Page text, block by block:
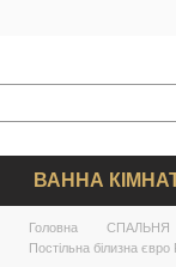
ВАННА
Головна СПАЛЬНЯ
Постільна білизна